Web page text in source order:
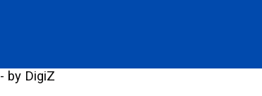
- by DigiZ